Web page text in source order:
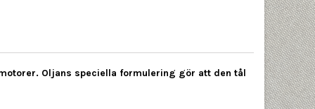
Oljans speciella formulering gör att den tål